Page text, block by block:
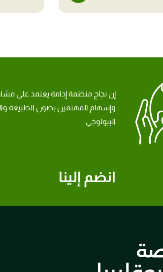
انضم إلينا
إن نجاح منظمة إدامة يعتمد على
وإسهام المهتمين بصون الطبيعة
البيولوجي